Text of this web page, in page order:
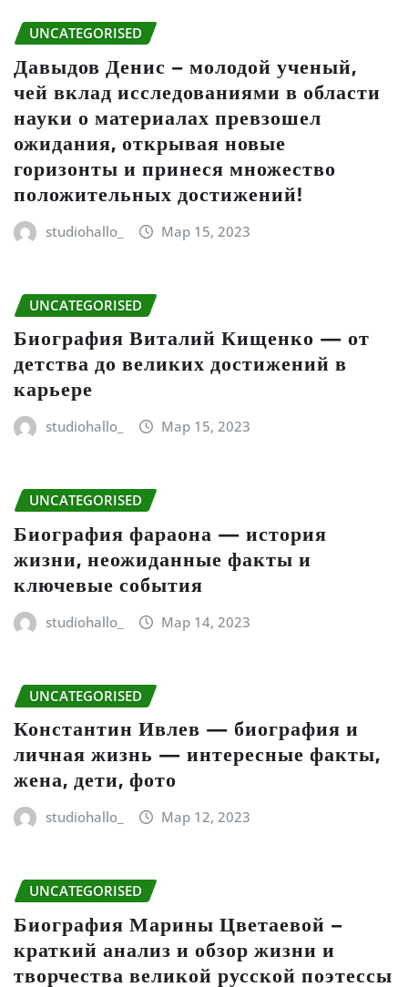
UNCATEGORISED
Давыдов Денис – молодой ученый,
чей вклад исследованиями в области
науки о материалах превзошел
ожидания, открывая новые
горизонты и принеся множество
положительных достижений!
studiohallo_ Мар 15, 2023
UNCATEGORISED
Биография Виталий Кищенко — от
детства до великих достижений в
карьере
studiohallo_ Мар 15, 2023
UNCATEGORISED
Биография фараона — история
жизни, неожиданные факты и
ключевые события
studiohallo_ Мар 14, 2023
UNCATEGORISED
Константин Ивлев — биография и
личная жизнь — интересные факты,
жена, дети, фото
studiohallo_ Мар 12, 2023
UNCATEGORISED
Биография Марины Цветаевой –
краткий анализ и обзор жизни и
творчества великой русской поэтессы